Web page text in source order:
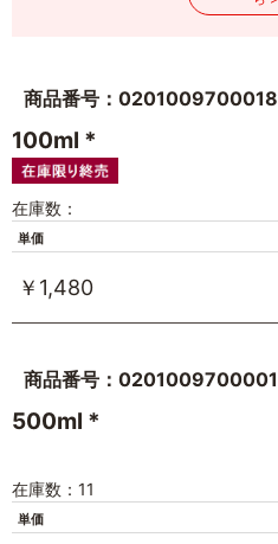
商品番号：0201009700018
100ml *
在庫数：
単価
￥1,480
商品番号：0201009700001
500ml *
在庫数：11
単価